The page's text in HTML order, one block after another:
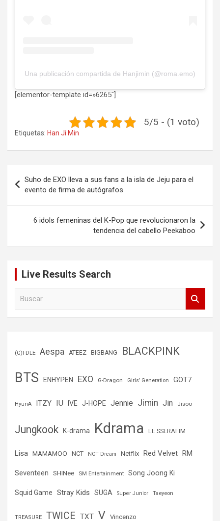
Una publicación compartida de Hanjimin (@roma.emo)
[elementor-template id=»6265″]
5/5 - (1 voto)
Etiquetas: Han Ji Min
de
entradas
Suho de EXO lleva a sus fans a la isla de Jeju para el
evento de firma de autógrafos
6 idols femeninas del K-Pop que revolucionaron la
tendencia del cabello Peekaboo
Live Results Search
(G)I-DLE Aespa ATEEZ BIGBANG BLACKPINK
BTS ENHYPEN EXO G-Dragon Girls’ Generation GOT7
HyunA ITZY IU IVE J-HOPE Jennie Jimin Jin Jisoo
Jungkook K-drama Kdrama LE SSERAFIM
Lisa MAMAMOO NCT NCT Dream Netflix Red Velvet RM
Seventeen SHINee SM Entertainment Song Joong Ki
Squid Game Stray Kids SUGA Super Junior Taeyeon
TREASURE TWICE TXT V Vincenzo